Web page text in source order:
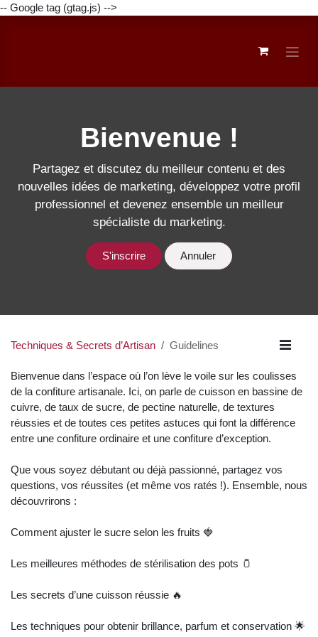
-- Google tag (gtag.js) -->
Bienvenue !
Partagez et discutez du meilleur contenu et des
nouvelles idées de marketing, développez votre
profil professionnel et devenez ensemble un
meilleur spécialiste du marketing.
S'inscrire Annuler
Techniques & Secrets d’Artisan Guidelines
Bienvenue dans l’espace où l’on lève le voile sur les
coulisses de la confiture artisanale. Ici, on parle de
cuisson en bassine de cuivre, de taux de sucre, de
pectine naturelle, de textures réussies et de toutes ces
petites astuces qui font la différence entre une
Que vous soyez débutant ou déjà passionné, partagez
vos questions, vos réussites (et même vos ratés !).